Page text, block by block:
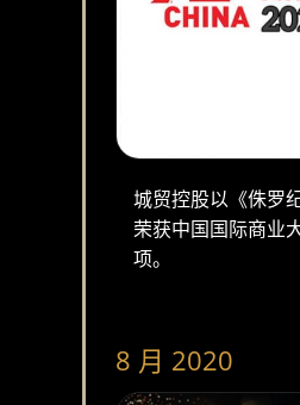
城贸控股以《侏罗
荣获中国国际商业
项。
8 月 2020